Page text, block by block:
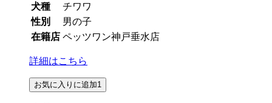
犬種
チワワ
性別
男の子
在籍店 ペッツワン神戸垂水店
詳細はこちら
お気に入りに追加1